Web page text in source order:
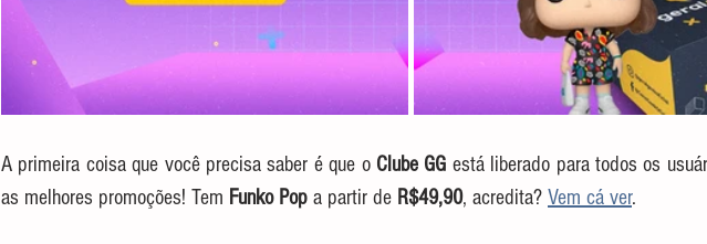
A primeira coisa que você precisa saber é que o Clube GG está liberado para todos os
as melhores promoções! Tem Funko Pop a partir de R$49,90, acredita? Vem cá ver.